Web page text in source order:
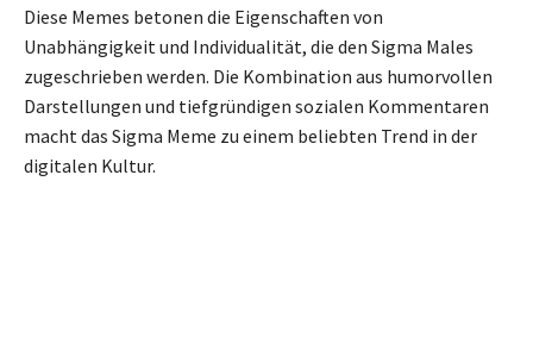
Diese Memes betonen die Eigenschaften von
Unabhängigkeit und Individualität, die den Sigma Males
zugeschrieben werden. Die Kombination aus humorvollen
Darstellungen und tiefgründigen sozialen Kommentaren
macht das Sigma Meme zu einem beliebten Trend in der
digitalen Kultur.